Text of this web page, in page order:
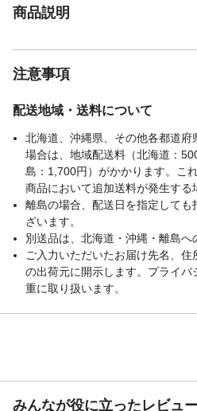
宿泊日数目安
商品説明
注意事項
配送地域・送料について
北海道、沖縄県、その他各都道府
場合は、地域配送料（北海道：
島：1,700円）がかかります。こ
商品において追加送料が発生する
離島の場合、配送日を指定して
ざいます。
別送品は、北海道・沖縄・離島へ
ご入力いただいたお届け先名、
の出荷元に開示します。プライ
重に取り扱います。
みんなが役に立ったレビュ